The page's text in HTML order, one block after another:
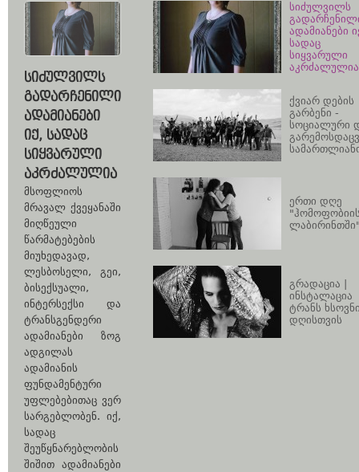
ᲡᲘᲫᲣᲚᲕᲘᲚᲡ
ᲒᲐᲓᲐᲠᲩᲔᲜᲘᲚᲘ
ᲐᲓᲐᲛᲘᲐᲜᲔᲑᲘ
ᲘᲥ, ᲡᲐᲓᲐᲪ
ᲡᲘᲧᲕᲐᲠᲣᲚᲘ
ᲐᲙᲠᲫᲐᲚᲣᲚᲘᲐ
მსოფლიოს
მრავალ ქვეყანაში
მიღწეული
წარმატებების
მიუხედავად,
ლესბოსელი, გეი,
ბისექსუალი,
ინტერსექსი და
ტრანსგენდერი
ადამიანები ზოგ
ადგილას
ადამიანის
ფუნდამენტური
უფლებებითაც ვერ
სარგებლობენ. იქ,
სადაც
შეუწყნარებლობის
შიშით ადამიანები
სიძულვილს
ადამიანები
სადაც
სიყვარული
აკრძალულია
ქვიარ დების
გარბენი -
სოციალური
ერთი დღე
გრადაცია |
ინსტალაცია
ტრანს
დღისთვის